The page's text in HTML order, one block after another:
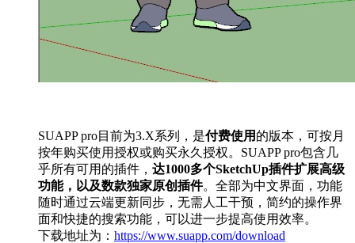
SUAPP pro目前为3.X系列，是付费使用 的版本，可按月
按年购买使用授权或购买永久授权。SUAPP pro包含几
乎所有可用的插件， 达1000多个SketchUp插件扩展高级
功能，以及数款独家原创插件。全部为中文界面，功能
随时通过云端更新同步，无需人工干预，简约的操作界
面和快捷的搜索功能，可以进一步提高使用效率。
下载地址为： https://www.suapp.com/download